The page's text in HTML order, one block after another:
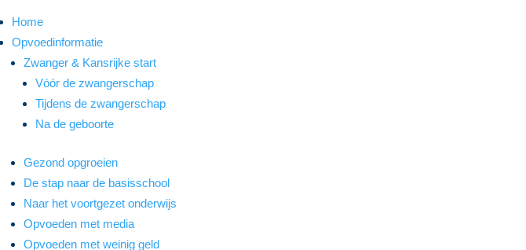
Home
Opvoedinformatie
Zwanger & Kansrijke start
Vóór de zwangerschap
Tijdens de zwangerschap
Na de geboorte
Gezond opgroeien
De stap naar de basisschool
Naar het voortgezet onderwijs
Opvoeden met media
Opvoeden met weinig geld